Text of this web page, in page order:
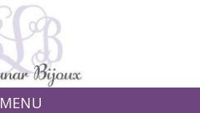
MENU